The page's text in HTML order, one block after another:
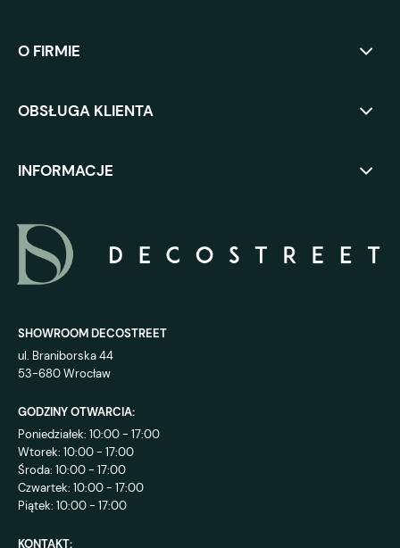
O FIRMIE
OBSŁUGA KLIENTA
INFORMACJE
SHOWROOM DECOSTREET
ul. Braniborska 44
53-680 Wrocław
GODZINY OTWARCIA:
Poniedziałek: 10:00 - 17:00
Wtorek: 10:00 - 17:00
Środa: 10:00 - 17:00
Czwartek: 10:00 - 17:00
Piątek: 10:00 - 17:00
KONTAKT: